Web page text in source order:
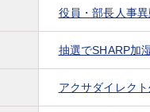
役員・部長人事
抽選でSHARP加
アクサダイレク